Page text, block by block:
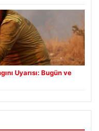
Uyarısı: Bugün ve